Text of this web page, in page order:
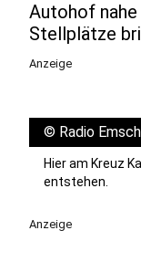
Autohof
Stellplätze
Anzeige
© Radio
Hier am Kreuz
entstehen.
Anzeige